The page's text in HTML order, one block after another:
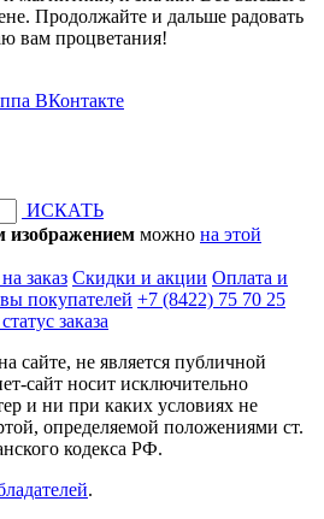
Продолжайте и дальше радовать
вам процветания!
ВКонтакте
ИСКАТЬ
изображением можно на этой
заказ Скидки и акции Оплата и
покупателей +7 (8422) 75 70 25
заказа
сайте, не является публичной
сайт носит исключительно
и ни при каких условиях не
определяемой положениями ст.
кодекса РФ.
.